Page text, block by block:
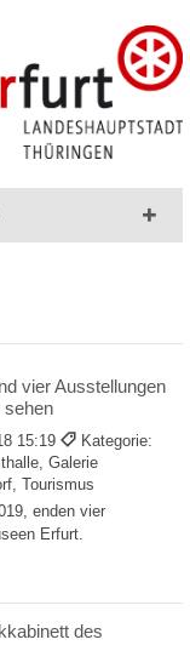
vier Ausstellungen
sehen
15:19
Kategorie:
Galerie
Tourismus
enden vier
Erfurt.
des